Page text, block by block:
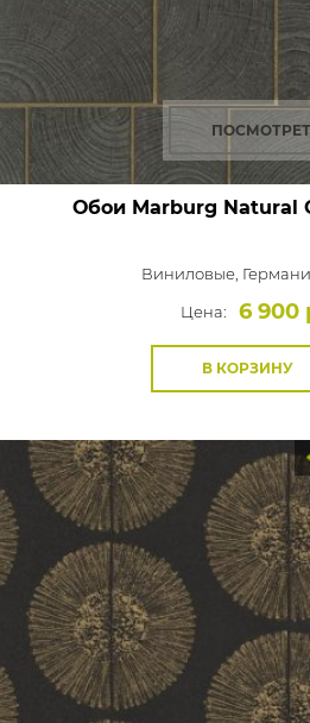
Обои Marburg Natural
Виниловые,
Цена:
6 900
В КОРЗИНУ